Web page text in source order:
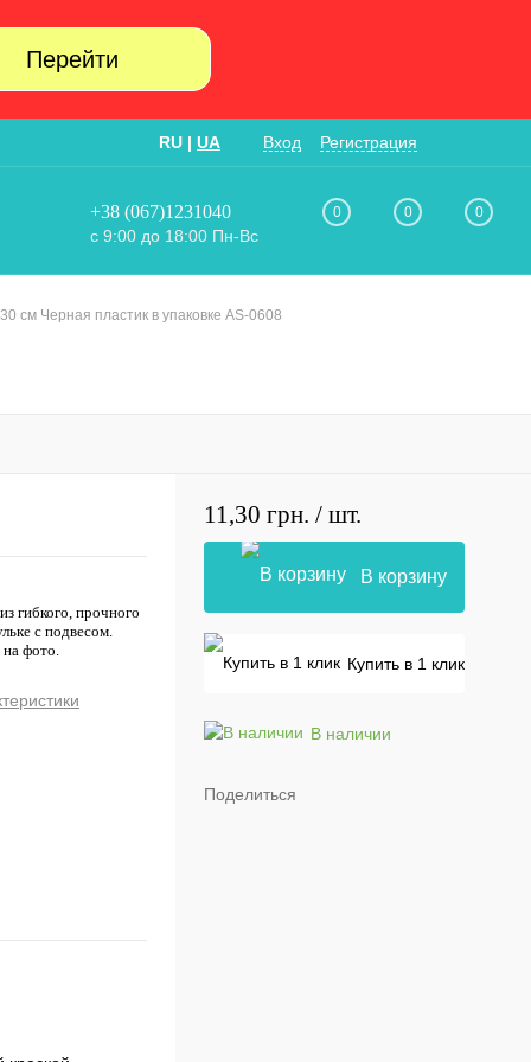
Перейти
RU | UA Вход Регистрация
+38 (067)1231040
с 9:00 до 18:00 Пн-Вс
0 0 0
см Черная пластик в упаковке AS-0608
гибкого, прочного
с подвесом.
на фото.
11,30 грн. / шт.
В корзину
Купить в 1 клик
В наличии
Поделиться